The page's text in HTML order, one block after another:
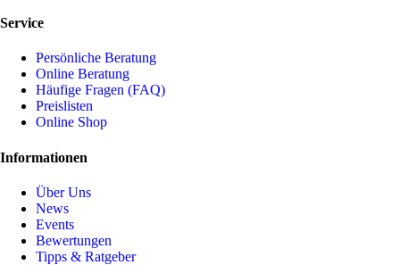
Service
Persönliche Beratung
Online Beratung
Häufige Fragen (FAQ)
Preislisten
Online Shop
Informationen
Über Uns
News
Events
Bewertungen
Tipps & Ratgeber